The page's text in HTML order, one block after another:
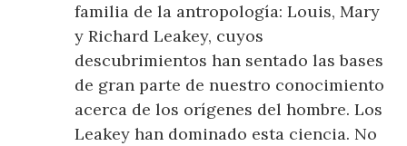
familia de la antropología: Louis, Mary
y Richard Leakey, cuyos
descubrimientos han sentado las bases
de gran parte de nuestro conocimiento
acerca de los orígenes del hombre. Los
Leakey han dominado esta ciencia. No